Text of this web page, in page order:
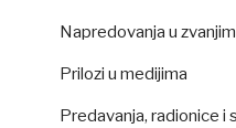
Napredovanja u
Prilozi u medijima
Predavanja, radionice i